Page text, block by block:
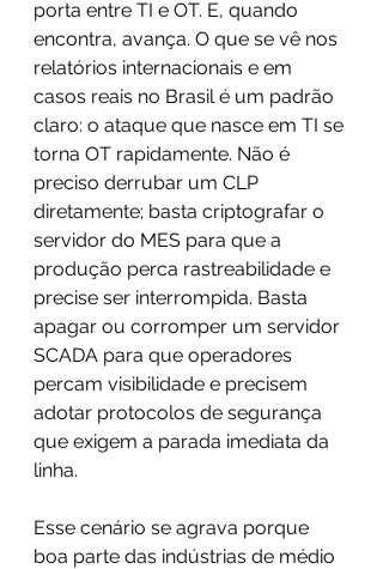
porta entre TI e OT. E, quando
encontra, avança. O que se vê nos
relatórios internacionais e em
casos reais no Brasil é um padrão
claro: o ataque que nasce em TI se
torna OT rapidamente. Não é
preciso derrubar um CLP
diretamente; basta criptografar o
servidor do MES para que a
produção perca rastreabilidade e
precise ser interrompida. Basta
apagar ou corromper um servidor
SCADA para que operadores
percam visibilidade e precisem
adotar protocolos de segurança
que exigem a parada imediata da
linha.
Esse cenário se agrava porque
boa parte das indústrias de médio